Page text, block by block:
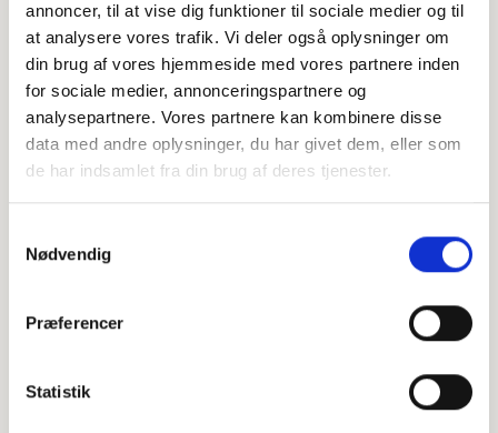
annoncer, til at vise dig funktioner til sociale medier og til
at analysere vores trafik. Vi deler også oplysninger om
din brug af vores hjemmeside med vores partnere inden
for sociale medier, annonceringspartnere og
analysepartnere. Vores partnere kan kombinere disse
data med andre oplysninger, du har givet dem, eller som
de har indsamlet fra din brug af deres tjenester.
Nødvendig
Præferencer
StatistikPersonlig hilsen